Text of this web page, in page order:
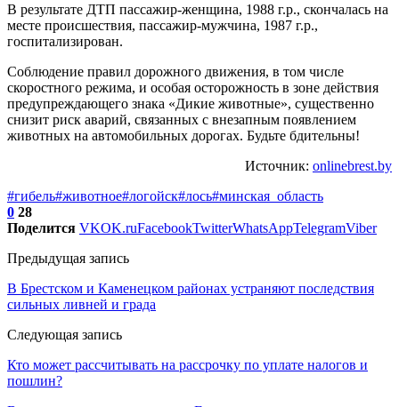
В результате ДТП пассажир-женщина, 1988 г.р., скончалась на
месте происшествия, пассажир-мужчина, 1987 г.р.,
госпитализирован.
Соблюдение правил дорожного движения, в том числе
скоростного режима, и особая осторожность в зоне действия
предупреждающего знака «Дикие животные», существенно
снизит риск аварий, связанных с внезапным появлением
животных на автомобильных дорогах. Будьте бдительны!
Источник: onlinebrest.by
#гибель#животное#логойск#лось#минская_область
0 28
Поделится VKOK.ruFacebookTwitterWhatsAppTelegramViber
Предыдущая запись
В Брестском и Каменецком районах устраняют последствия
сильных ливней и града
Следующая запись
Кто может рассчитывать на рассрочку по уплате налогов и
пошлин?